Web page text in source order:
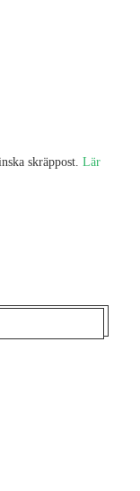
skräppost. Lär